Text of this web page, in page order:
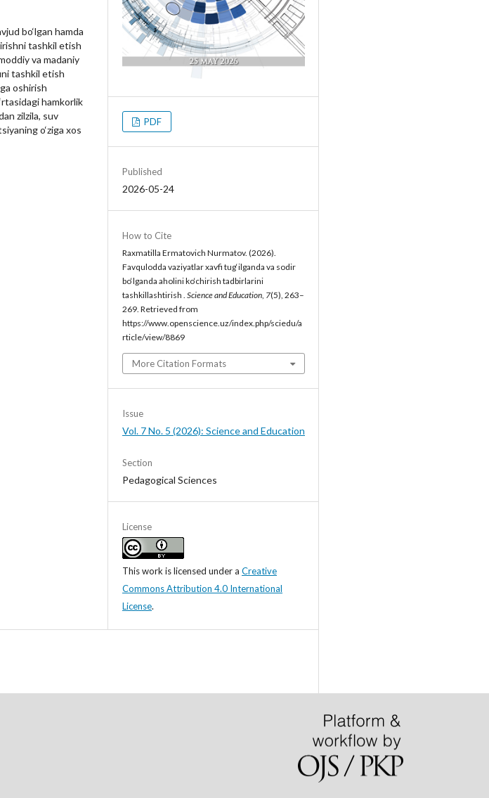
bo‘lgan hamda
tashkil etish
va madaniy
tashkil etish
oshirish
hamkorlik
zilzila, suv
o‘ziga xos
PDF
Published
2026-05-24
How to Cite
Raxmatilla Ermatovich Nurmatov. (2026).
Favqulodda vaziyatlar xavfi tug‘ilganda va sodir
bo‘lganda aholini ko‘chirish tadbirlarini
tashkillashtirish . Science and Education 7(5), 263–
269. Retrieved from
https://www.openscience.uz/index.php/sciedu/a
rticle/view/8869
More Citation Formats
Issue
Vol. 7 No. 5 (2026): Science and Education
Section
Pedagogical Sciences
License
This work is licensed under a Creative
Commons Attribution 4.0 International
License.